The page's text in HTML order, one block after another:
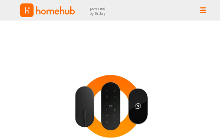
powered
by Bitkey